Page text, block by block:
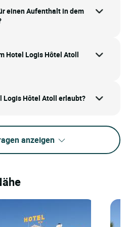
einen Aufenthalt in dem
Hotel Logis Hôtel Atoll
Logis Hôtel Atoll erlaubt?
anzeigen